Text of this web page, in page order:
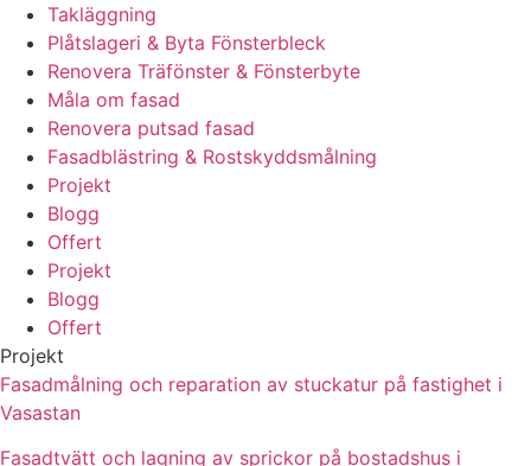
Takläggning
Plåtslageri & Byta Fönsterbleck
Renovera Träfönster & Fönsterbyte
Måla om fasad
Renovera putsad fasad
Fasadblästring & Rostskyddsmålning
Projekt
Blogg
Offert
Projekt
Blogg
Offert
Projekt
Fasadmålning och reparation av stuckatur på fastighet i
Vasastan
Fasadtvätt och lagning av sprickor på bostadshus i